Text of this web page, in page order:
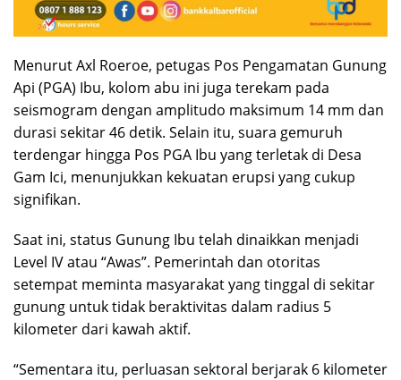
Menurut Axl Roeroe, petugas Pos Pengamatan Gunung
Api (PGA) Ibu, kolom abu ini juga terekam pada
seismogram dengan amplitudo maksimum 14 mm dan
durasi sekitar 46 detik. Selain itu, suara gemuruh
terdengar hingga Pos PGA Ibu yang terletak di Desa
Gam Ici, menunjukkan kekuatan erupsi yang cukup
signifikan.
Saat ini, status Gunung Ibu telah dinaikkan menjadi
Level IV atau “Awas”. Pemerintah dan otoritas
setempat meminta masyarakat yang tinggal di sekitar
gunung untuk tidak beraktivitas dalam radius 5
kilometer dari kawah aktif.
“Sementara itu, perluasan sektoral berjarak 6 kilometer